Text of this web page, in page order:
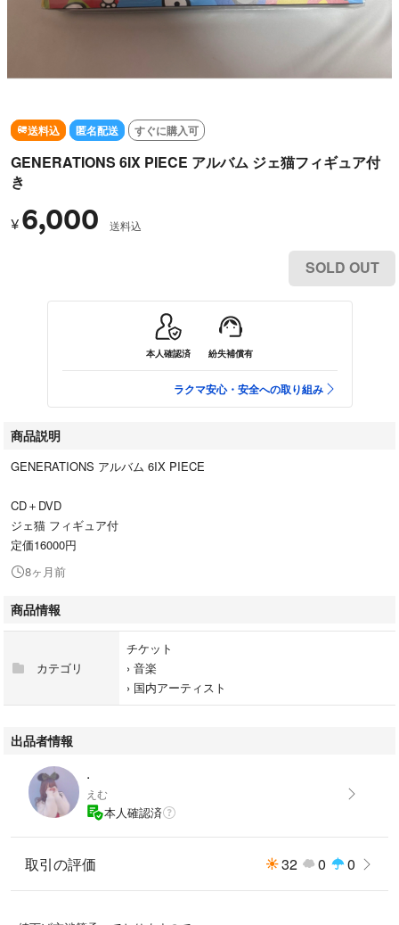
送料込 匿名配送 すぐに購入可
GENERATIONS 6IX PIECE アルバム ジェ猫フィギュア付
き
¥ 6,000 送料込
SOLD OUT
本人確認済 紛失補償有
ラクマ安心・安全への取り組み
商品説明
GENERATIONS アルバム 6IX PIECE
CD＋DVD
ジェ猫 フィギュア付
定価16000円
8ヶ月前
商品情報
カテゴリ
チケット
› 音楽
› 国内アーティスト
出品者情報
.
えむ
本人確認済
取引の評価 32 0 0